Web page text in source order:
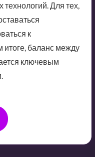
Для тех,
к
баланс между
ключевым